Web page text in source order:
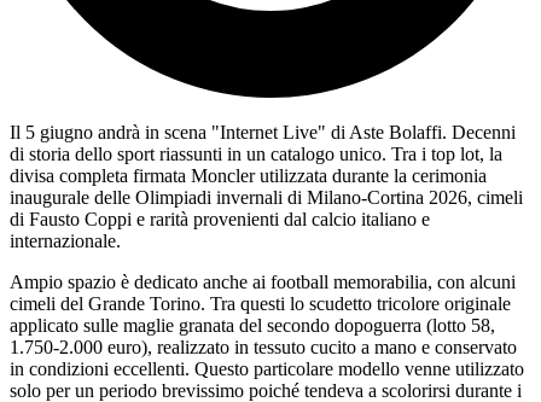
Il 5 giugno andrà in scena "Internet Live" di Aste Bolaffi. Decenni
di storia dello sport riassunti in un catalogo unico. Tra i top lot, la
divisa completa firmata Moncler utilizzata durante la cerimonia
inaugurale delle Olimpiadi invernali di Milano-Cortina 2026, cimeli
di Fausto Coppi e rarità provenienti dal calcio italiano e
internazionale.
Ampio spazio è dedicato anche ai football memorabilia, con alcuni
cimeli del Grande Torino. Tra questi lo scudetto tricolore originale
applicato sulle maglie granata del secondo dopoguerra (lotto 58,
1.750-2.000 euro), realizzato in tessuto cucito a mano e conservato
in condizioni eccellenti. Questo particolare modello venne utilizzato
solo per un periodo brevissimo poiché tendeva a scolorirsi durante i